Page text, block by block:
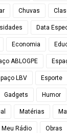
Chuvas
Data
Economia
ABLOGPE
LBV Esporte
Gadgets Humor
Matérias
Meu Rádio Obras